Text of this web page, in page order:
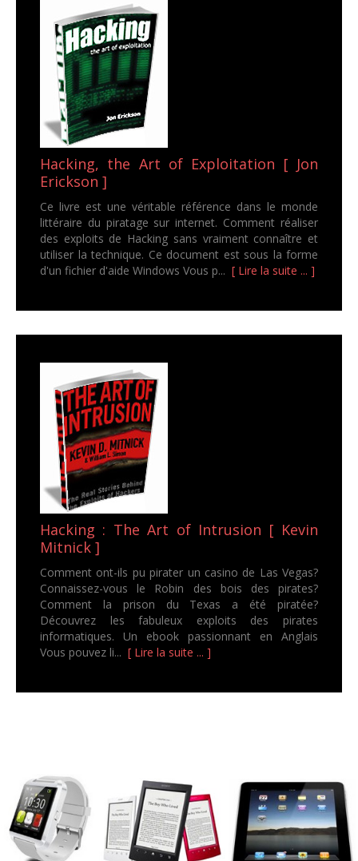
Hacking, the Art of Exploitation [ Jon
Erickson ]
Ce livre est une véritable référence dans le monde
littéraire du piratage sur internet. Comment réaliser
des exploits de Hacking sans vraiment connaître et
utiliser la technique. Ce document est sous la forme
d'un fichier d'aide Windows Vous p... [ Lire la suite ... ]
Hacking : The Art of Intrusion [ Kevin
Mitnick ]
Comment ont-ils pu pirater un casino de Las Vegas?
Connaissez-vous le Robin des bois des pirates?
Comment la prison du Texas a été piratée?
Découvrez les fabuleux exploits des pirates
informatiques. Un ebook passionnant en Anglais
Vous pouvez li... [ Lire la suite ... ]